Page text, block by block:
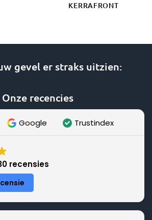
KERRAFRONT
gevel er straks uitzien:
Onze recencies
Google Trustindex
recensies